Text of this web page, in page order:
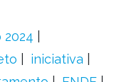
2024
iniciativa